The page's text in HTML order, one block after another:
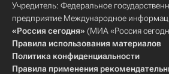
Учредитель: Федеральное
предприятие Международное
«Россия сегодня» (МИА «Россия
Правила использования материалов
Политика конфиденциальности
Правила применения